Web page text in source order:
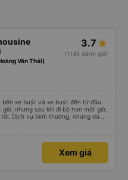
3.7
(1145 đánh giá)
Văn Thái)
xe buýt và xe buýt đến từ đâu.
nhưng sau khi đi bộ hơn một giờ,
Dịch vụ bình thường, nhưng dù
rất thoải mái. Sẽ tuyệt hơn nếu
Xem giá